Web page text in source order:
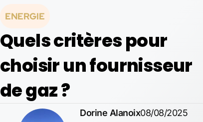
ENERGIE
Quels critères pour
choisir un fournisseur
de gaz ?
Dorine Alanoix08/08/2025